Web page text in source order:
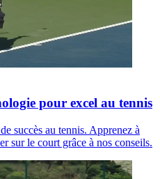
pour excel au tennis
succès au tennis. Apprenez à
sur le court grâce à nos conseils.